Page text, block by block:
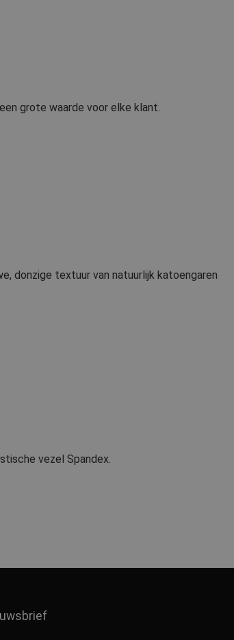
grote waarde voor elke klant.
donzige textuur van natuurlijk katoengaren
vezel Spandex.